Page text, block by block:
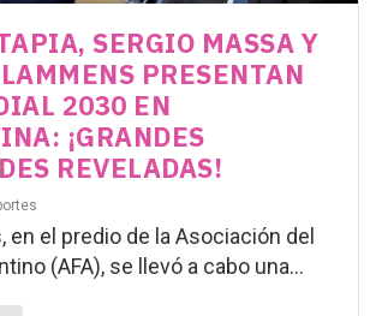
SERGIO MASSA Y
PRESENTAN
2030 EN
¡GRANDES
REVELADAS!
en el predio de la Asociación del
(AFA), se llevó a cabo una...